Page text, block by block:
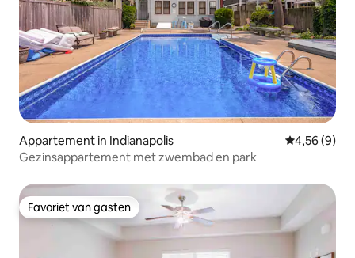
Appartement in Indianapolis Gemiddelde
4,56 (9)
Gezinsappartement met zwembad en park
Favoriet van gasten
Favoriet van gasten